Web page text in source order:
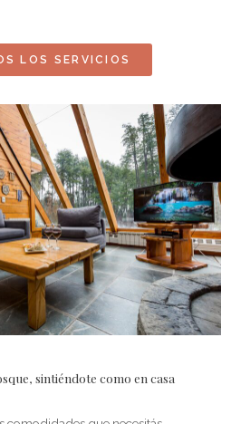
LOS SERVICIOS
sintiéndote como en casa